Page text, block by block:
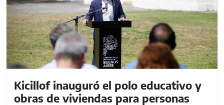
Kicillof inauguró el polo educativo y
obras de viviendas para personas